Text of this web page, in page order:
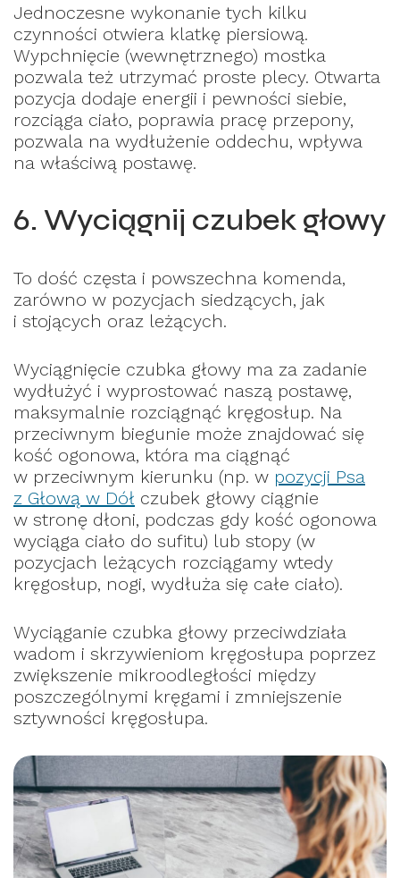
Jednoczesne wykonanie tych kilku
czynności otwiera klatkę piersiową.
Wypchnięcie (wewnętrznego) mostka
pozwala też utrzymać proste plecy. Otwarta
pozycja dodaje energii i pewności siebie,
rozciąga ciało, poprawia pracę przepony,
pozwala na wydłużenie oddechu, wpływa
na właściwą postawę.
6. Wyciągnij czubek głowy
To dość częsta i powszechna komenda,
zarówno w pozycjach siedzących, jak
i stojących oraz leżących.
Wyciągnięcie czubka głowy ma za zadanie
wydłużyć i wyprostować naszą postawę,
maksymalnie rozciągnąć kręgosłup. Na
przeciwnym biegunie może znajdować się
kość ogonowa, która ma ciągnąć
w przeciwnym kierunku (np. w pozycji Psa
z Głową w Dół czubek głowy ciągnie
w stronę dłoni, podczas gdy kość ogonowa
wyciąga ciało do sufitu) lub stopy (w
pozycjach leżących rozciągamy wtedy
kręgosłup, nogi, wydłuża się całe ciało).
Wyciąganie czubka głowy przeciwdziała
wadom i skrzywieniom kręgosłupa poprzez
zwiększenie mikroodległości między
poszczególnymi kręgami i zmniejszenie
sztywności kręgosłupa.